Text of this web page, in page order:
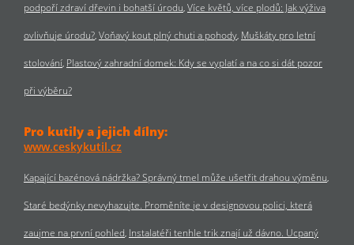
podpoří zdraví dřevin i bohatší úrodu Více květů, více plodů: Jak výživa
ovlivňuje úrodu? Voňavý kout plný chuti a pohody Muškáty pro letní
stolování Plastový zahradní domek: Kdy se vyplatí a na co si dát pozor
při výběru?
Pro kutily a jejich dílny:
www.ceskykutil.cz
Kapající bazénová nádržka? Správný tmel může ušetřit drahou výměnu
Staré bedýnky nevyhazujte. Proměníte je v designovou polici, která
zaujme na první pohled Instalatéři tenhle trik znají už dávno. Ucpaný